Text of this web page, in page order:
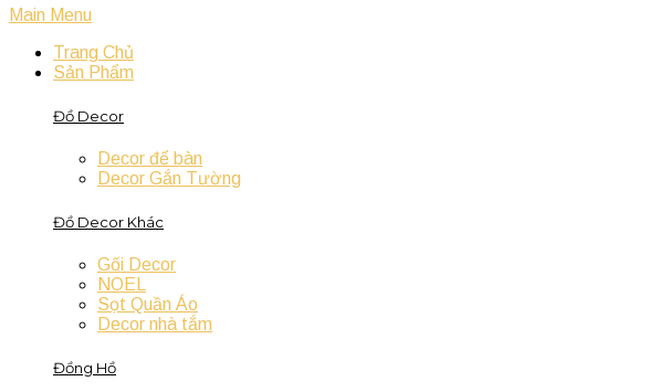
Main Menu
Trang Chủ
Sản Phẩm
Đồ Decor
Decor để bàn
Decor Gắn Tường
Đồ Decor Khác
Gối Decor
NOEL
Sọt Quần Áo
Decor nhà tắm
Đồng Hồ